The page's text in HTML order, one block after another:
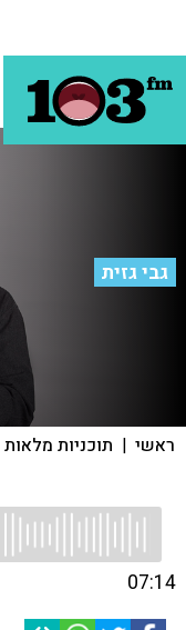
גבי גזית
ראשי | תוכניות מלאות
07:14